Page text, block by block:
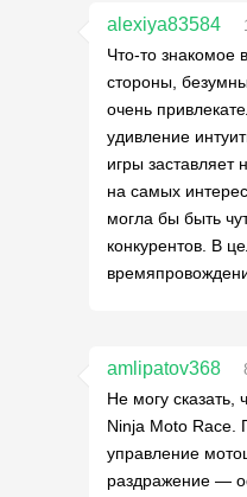
alexiya83584
Что-то знакомое
стороны,
очень
удивление
игры заставляет
на самых
могла бы быть
конкурентов. В
amlipatov368
Не могу сказать,
Ninja Moto Race.
управление
раздражение —